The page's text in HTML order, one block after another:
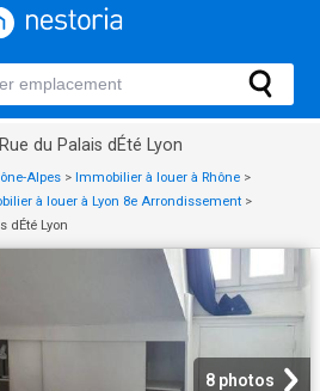
du Palais dÉté Lyon
Alpes > Immobilier à louer à Rhône >
à louer à Lyon 8e Arrondissement >
dÉté Lyon
8 photos